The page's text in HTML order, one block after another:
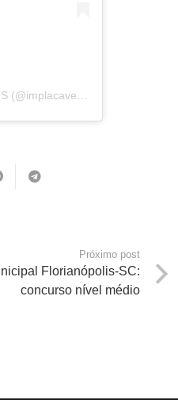
Próximo post
Florianópolis-SC:
concurso nível médio